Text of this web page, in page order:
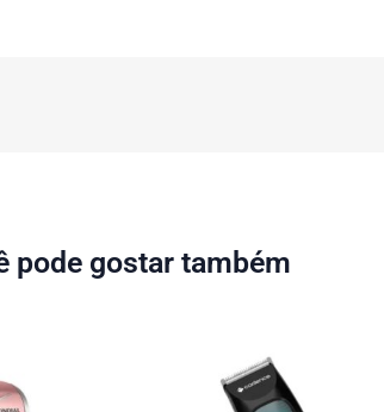
pode gostar também